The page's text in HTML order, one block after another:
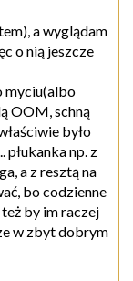
a wyglądam
o nią jeszcze
myciu(albo
OOM, schną
było
płukanka np. z
a z resztą na
bo codzienne
by im raczej
w zbyt dobrym